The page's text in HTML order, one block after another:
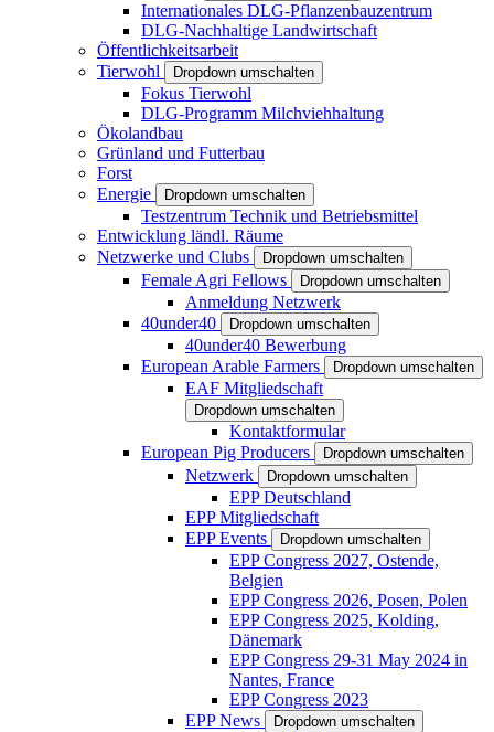
Internationales DLG-Pflanzenbauzentrum
DLG-Nachhaltige Landwirtschaft
Öffentlichkeitsarbeit
Tierwohl
Dropdown umschalten
Fokus Tierwohl
DLG-Programm Milchviehhaltung
Ökolandbau
Grünland und Futterbau
Forst
Energie
Dropdown umschalten
Testzentrum Technik und Betriebsmittel
Entwicklung ländl. Räume
Netzwerke und Clubs
Dropdown umschalten
Female Agri Fellows Dropdown umschalten
Anmeldung Netzwerk
40under40
Dropdown umschalten
40under40 Bewerbung
European Arable Farmers
Dropdown umschalten
EAF Mitgliedschaft
Dropdown umschalten
Kontaktformular
European Pig Producers
Dropdown umschalten
Netzwerk Dropdown umschalten
EPP Deutschland
EPP Mitgliedschaft
EPP Events
Dropdown umschalten
EPP Congress 2027, Ostende,
Belgien
EPP Congress 2026, Posen, Polen
EPP Congress 2025, Kolding,
Dänemark
EPP Congress 29-31 May 2024 in
Nantes, France
EPP Congress 2023
EPP News
Dropdown umschalten